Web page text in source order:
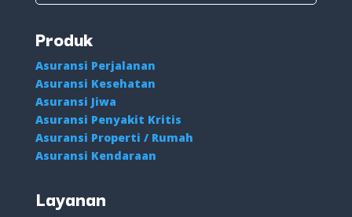
Produk
Asuransi Perjalanan
Asuransi Kesehatan
Asuransi Jiwa
Asuransi Penyakit Kritis
Asuransi Properti / Rumah
Asuransi Kendaraan
Layanan